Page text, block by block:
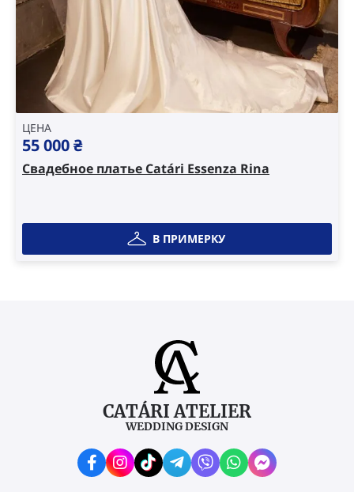
ЦЕНА
55 000₴
Свадебное платье Catári Essenza Rina
В ПРИМЕРКУ
CATÁRI ATELIER
WEDDING DESIGN